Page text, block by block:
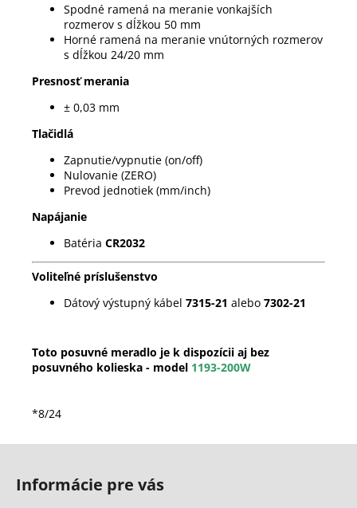
Spodné ramená na meranie vonkajších
rozmerov s dĺžkou 50 mm
Horné ramená na meranie vnútorných rozmerov
s dĺžkou 24/20 mm
Presnosť merania
± 0,03 mm
Tlačidlá
Zapnutie/vypnutie (on/off)
Nulovanie (ZERO)
Prevod jednotiek (mm/inch)
Napájanie
Batéria CR2032
Voliteľné príslušenstvo
Dátový výstupný kábel 7315-21 alebo 7302-21
Toto posuvné meradlo je k dispozícii aj bez
posuvného kolieska - model 1193-200W
*8/24
Informácie pre vás